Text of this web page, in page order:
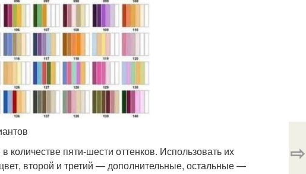
количестве пяти-шести оттенков. Использовать их
второй и третий — дополнительные, остальные —
⇨